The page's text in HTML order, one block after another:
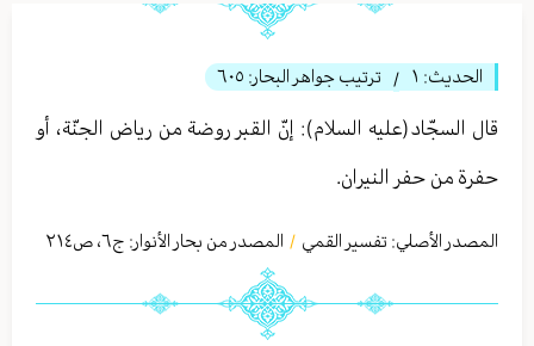
الحديث: ١ / ترتيب جواهر البحار: ٦٠٥
قال السجّاد(عليه السلام): إنّ القبر روضة من رياض الجنّة، أو
حفرة من حفر النيران.
المصدر الأصلي: تفسير القمي / المصدر من بحار الأنوار: ج٦، ص٢١٤